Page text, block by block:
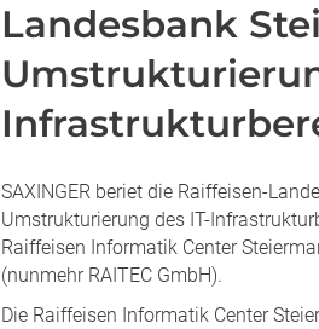
Landesbank
SAXINGER beriet die Raiffeisen-
Umstrukturierung des IT-
Raiffeisen Informatik Center
(nunmehr RAITEC GmbH).
Die Raiffeisen Informatik Center